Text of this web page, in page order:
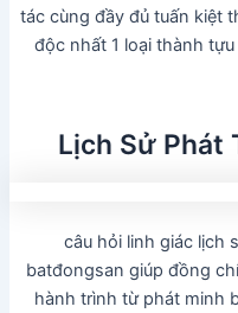
tác cùng đầy đủ tuấn kiệt
độc nhất 1 loại thành
Lịch Sử Phát
câu hỏi linh giác lịch
batđongsan giúp đồng
hành trình từ phát minh